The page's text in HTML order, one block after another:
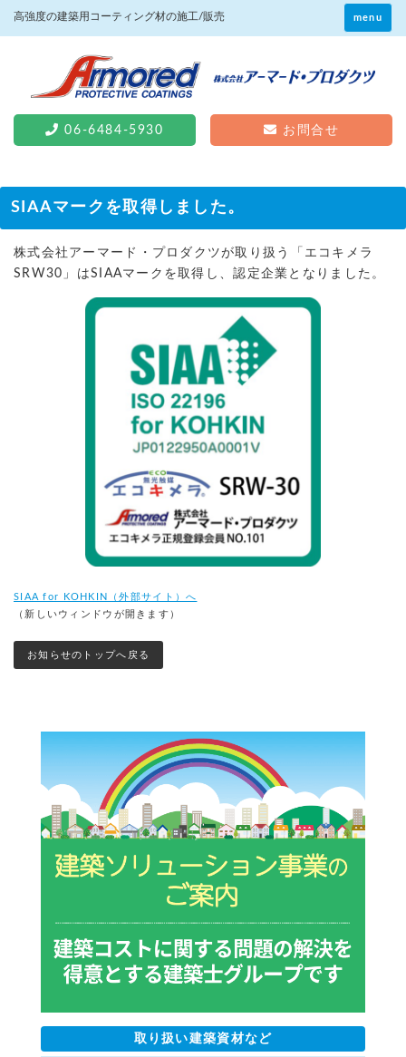
高強度の建築用コーティング材の施工/販売 menu
06-6484-5930 お問合せ
SIAAマークを取得しました。
株式会社アーマード・プロダクツが取り扱う「エコキメラ
SRW30」はSIAAマークを取得し、認定企業となりました。
SIAA for KOHKIN（外部サイト）へ
（新しいウィンドウが開きます）
お知らせのトップへ戻る
取り扱い建築資材など